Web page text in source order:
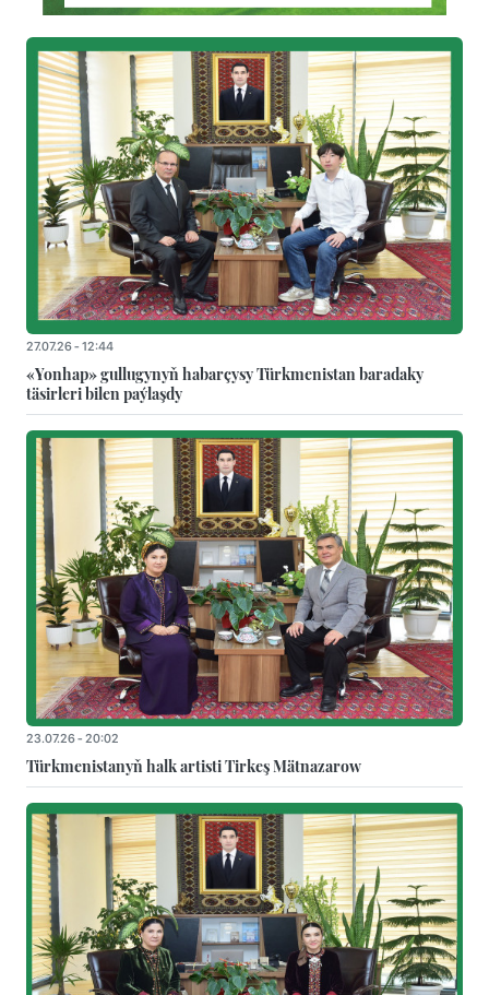
27.07.26 - 12:44
«Yonhap» gullugynyň habarçysy Türkmenistan baradaky
täsirleri bilen paýlaşdy
23.07.26 - 20:02
Türkmenistanyň halk artisti Tirkeş Mätnazarow